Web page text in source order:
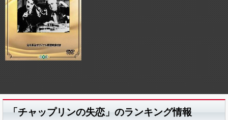
「チャップリンの失恋」のランキング情報